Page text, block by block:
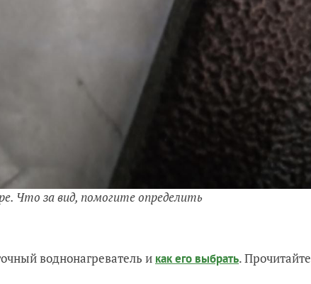
Что за вид, помогите определить
воднонагреватель и как его выбрать. Прочитайте